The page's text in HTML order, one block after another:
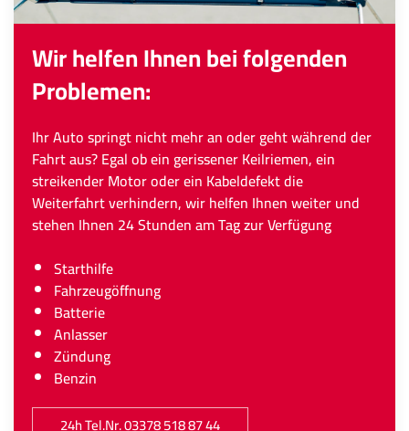
Wir helfen Ihnen bei folgenden
Problemen:
Ihr Auto springt nicht mehr an oder geht während der
Fahrt aus? Egal ob ein gerissener Keilriemen, ein
streikender Motor oder ein Kabeldefekt die
Weiterfahrt verhindern, wir helfen Ihnen weiter und
stehen Ihnen 24 Stunden am Tag zur Verfügung
Starthilfe
Fahrzeugöffnung
Batterie
Anlasser
Zündung
Benzin
24h Tel.Nr. 03378 518 87 44